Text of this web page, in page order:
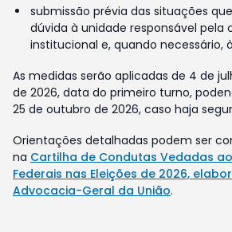
submissão prévia das situações
dúvida à unidade responsável pela
institucional e, quando necessário,
As medidas serão aplicadas de 4 de
de 2026, data do primeiro turno,
25 de outubro de 2026, caso haja
Orientações detalhadas podem ser
na Cartilha de Condutas Vedadas
Federais nas Eleições de 2026,
Advocacia-Geral da União.